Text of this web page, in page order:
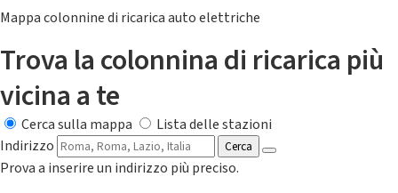
Mappa colonnine di ricarica auto elettriche
Trova la colonnina di ricarica più
vicina a te
Cerca sulla mappa
Lista delle stazioni
Indirizzo
Cerca
Prova a inserire un indirizzo più preciso.